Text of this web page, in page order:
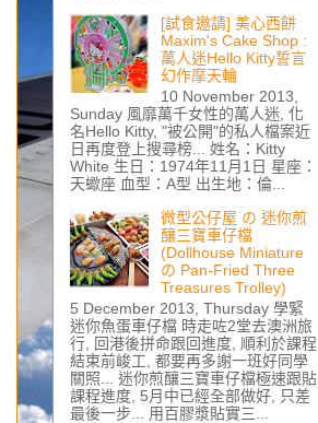
[試食邀請] 美心西餅
Maxim's Cake Shop :
萬人迷Hello Kitty誓言
幻作摩天輪
10 November 2013,
Sunday 風靡萬千女性的萬人迷, 化
名Hello Kitty, "被公開"的私人檔案近
日再度登上搜尋榜... 姓名：Kitty
White 生日：1974年11月1日 星座：
天蠍座 血型：A型 出生地：倫...
微型公仔屋 の 迷你煎
釀三寶車仔檔
(Dollhouse Miniature
の Pan-Fried Three
Treasures Trolley)
5 December 2013, Thursday 學緊
迷你魚蛋車仔檔 時走咗2堂去澳洲旅
行, 回港後拼命跟回進度, 順利於課程
結束前峻工, 都要再多謝一班好同學
關照... 迷你煎釀三寶車仔檔極速跟貼
課程進度, 5月中已經全部做好, 只差
最後一步... 用百膠漿貼實三...